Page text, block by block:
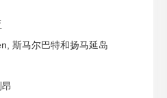
斯马尔巴特和扬马延岛